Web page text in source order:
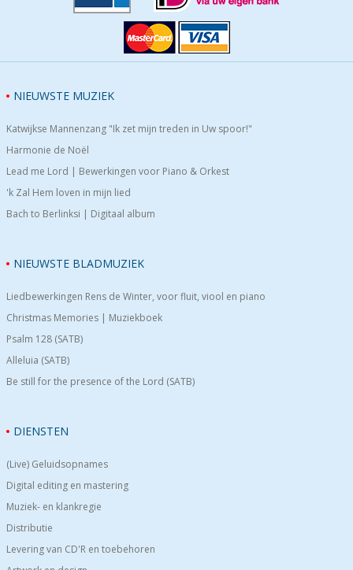
NIEUWSTE MUZIEK
Katwijkse Mannenzang "Ik zet mijn treden in Uw spoor!"
Harmonie de Noël
Lead me Lord | Bewerkingen voor Piano & Orkest
'k Zal Hem loven in mijn lied
Bach to Berlinksi | Digitaal album
NIEUWSTE BLADMUZIEK
Liedbewerkingen Rens de Winter, voor fluit, viool en piano
Christmas Memories | Muziekboek
Psalm 128 (SATB)
Alleluia (SATB)
Be still for the presence of the Lord (SATB)
DIENSTEN
(Live) Geluidsopnames
Digital editing en mastering
Muziek- en klankregie
Distributie
Levering van CD'R en toebehoren